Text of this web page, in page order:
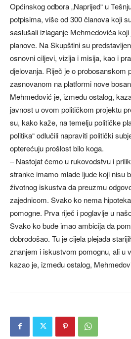
Općinskog odbora „Naprijed“ u
potpisima, više od 300 članova koji
saslušali izlaganje Mehmedovića
planove. Na Skupštini su
osnovni ciljevi, vizija i misija, kao i
djelovanja. Riječ je o probosanskom
zasnovanom na platformi nove
Mehmedović je, između ostalog,
javnost u ovom političkom projektu
su, kako kaže, na temelju političke
politika“ odlučili napraviti politički
opterećuju prošlost bilo koga.
– Nastojat ćemo u rukovodstvu i
stranke imamo mlade ljude koji nisu
životnog iskustva da preuzmu
zajednicom. Svako ko nema
pomogne. Prva riječ i poglavlje u
Svako ko bude imao ambicija da
dobrodošao. Tu je cijela plejada
znanjem i iskustvom pomognu, ali u
kazao je, između ostalog,